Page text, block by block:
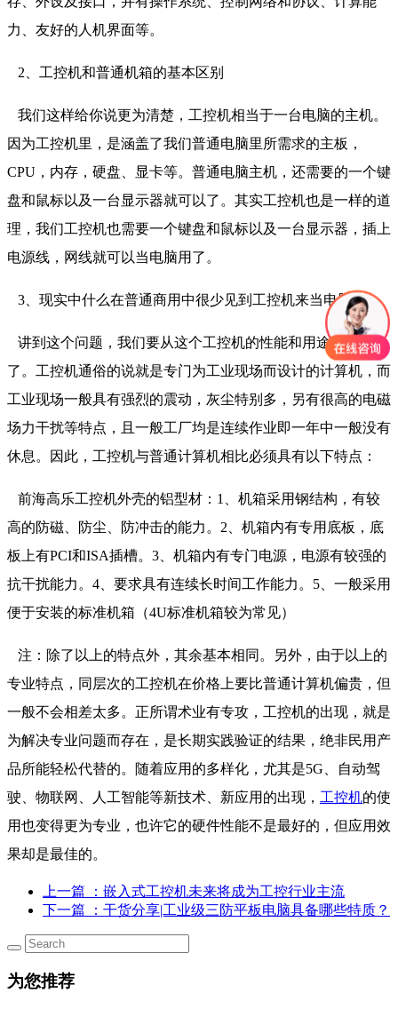
力、友好的人机界面等。
2、工控机和普通机箱的基本区别
我们这样给你说更为清楚，工控机相当于一台电脑的主机。
因为工控机里，是涵盖了我们普通电脑里所需求的主板，
CPU，内存，硬盘、显卡等。普通电脑主机，还需要的一个键
盘和鼠标以及一台显示器就可以了。其实工控机也是一样的道
理，我们工控机也需要一个键盘和鼠标以及一台显示器，插上
电源线，网线就可以当电脑用了。
3、现实中什么在普通商用中很少见到工控机来当电脑
讲到这个问题，我们要从这个工控机的性能和用途上来说
了。工控机通俗的说就是专门为工业现场而设计的计算机，而
工业现场一般具有强烈的震动，灰尘特别多，另有很高的电磁
场力干扰等特点，且一般工厂均是连续作业即一年中一般没有
休息。因此，工控机与普通计算机相比必须具有以下特点：
前海高乐工控机外壳的铝型材：1、机箱采用钢结构，有较
高的防磁、防尘、防冲击的能力。2、机箱内有专用底板，底
板上有PCI和ISA插槽。3、机箱内有专门电源，电源有较强的
抗干扰能力。4、要求具有连续长时间工作能力。5、一般采用
便于安装的标准机箱（4U标准机箱较为常见）
注：除了以上的特点外，其余基本相同。另外，由于以上的
专业特点，同层次的工控机在价格上要比普通计算机偏贵，但
一般不会相差太多。正所谓术业有专攻，工控机的出现，就是
为解决专业问题而存在，是长期实践验证的结果，绝非民用产
品所能轻松代替的。随着应用的多样化，尤其是5G、自动驾
驶、物联网、人工智能等新技术、新应用的出现， 工控机的使
用也变得更为专业，也许它的硬件性能不是最好的，但应用效
果却是最佳的。
上一篇
：嵌入式工控机未来将成为工控行业主流
下一篇
：干货分享|工业级三防平板电脑具备哪些特质？
为您推荐